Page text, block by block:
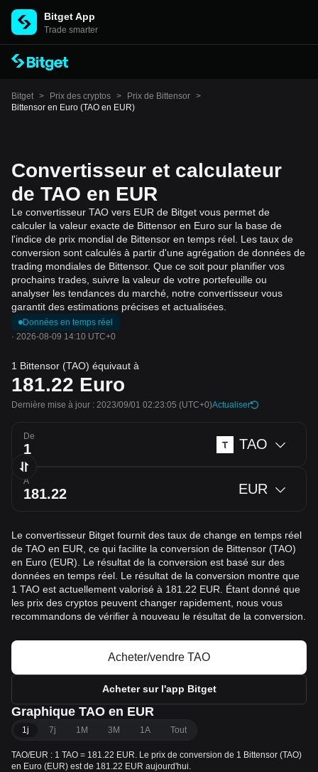
Bitget App
Trade smarter
Bitget > Prix des cryptos > Prix de Bittensor >
Bittensor en Euro (TAO en EUR)
Convertisseur et calculateur
de TAO en EUR
Le convertisseur TAO vers EUR de Bitget vous permet de
calculer la valeur exacte de Bittensor en Euro sur la base de
l'indice de prix mondial de Bittensor en temps réel. Les taux de
conversion sont calculés à partir d'une agrégation de données de
trading mondiales de Bittensor. Que ce soit pour planifier vos
prochains trades, suivre la valeur de votre portefeuille ou
analyser les tendances du marché, notre convertisseur vous
garantit des estimations précises et actualisées.
Données en temps réel
· 2026-08-09 14:10 UTC+0
1 Bittensor (TAO) équivaut à
181.22 Euro
Dernière mise à jour : 2023/09/01 02:23:05 (UTC+0)Actualiser
De TAO
À EUR
Le convertisseur Bitget fournit des taux de change en temps réel
de TAO en EUR, ce qui facilite la conversion de Bittensor (TAO)
en Euro (EUR). Le résultat de la conversion est basé sur des
données en temps réel. Le résultat de la conversion montre que
1 TAO est actuellement valorisé à 181.22 EUR. Étant donné que
les prix des cryptos peuvent changer rapidement, nous vous
recommandons de vérifier à nouveau le résultat de la conversion.
Acheter/vendre TAO
Acheter sur l'app Bitget
Graphique TAO en EUR
1j 7j 1M 3M 1A Tout
TAO/EUR : 1 TAO = 181.22 EUR. Le prix de conversion de 1 Bittensor (TAO)
en Euro (EUR) est de 181.22 EUR aujourd'hui.